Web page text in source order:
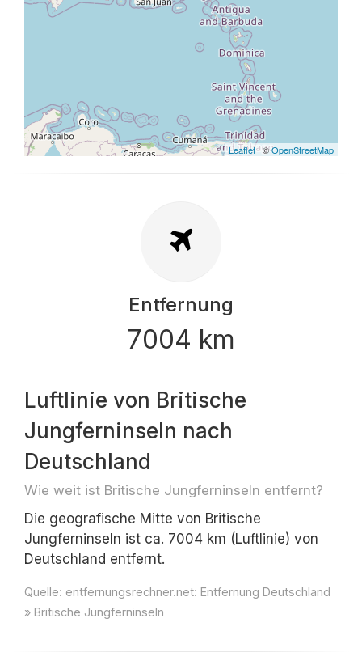
Leaflet| ©OpenStreetMap
Entfernung
7004 km
Luftlinie von Britische
Jungferninseln nach
Deutschland
Wie weit ist Britische Jungferninseln entfernt?
Die geografische Mitte von Britische
Jungferninseln ist ca. 7004 km (Luftlinie) von
Deutschland entfernt.
Quelle: entfernungsrechner.net: Entfernung Deutschland
» Britische Jungferninseln